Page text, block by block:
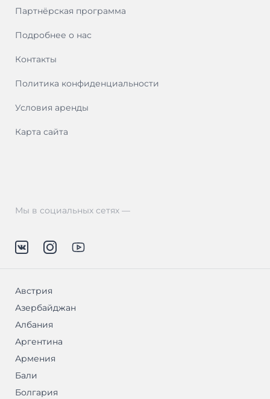
Партнёрская программа
Подробнее о нас
Контакты
Политика конфиденциальности
Условия аренды
Карта сайта
Мы в социальных сетях —
Австрия
Азербайджан
Албания
Аргентина
Армения
Бали
Болгария